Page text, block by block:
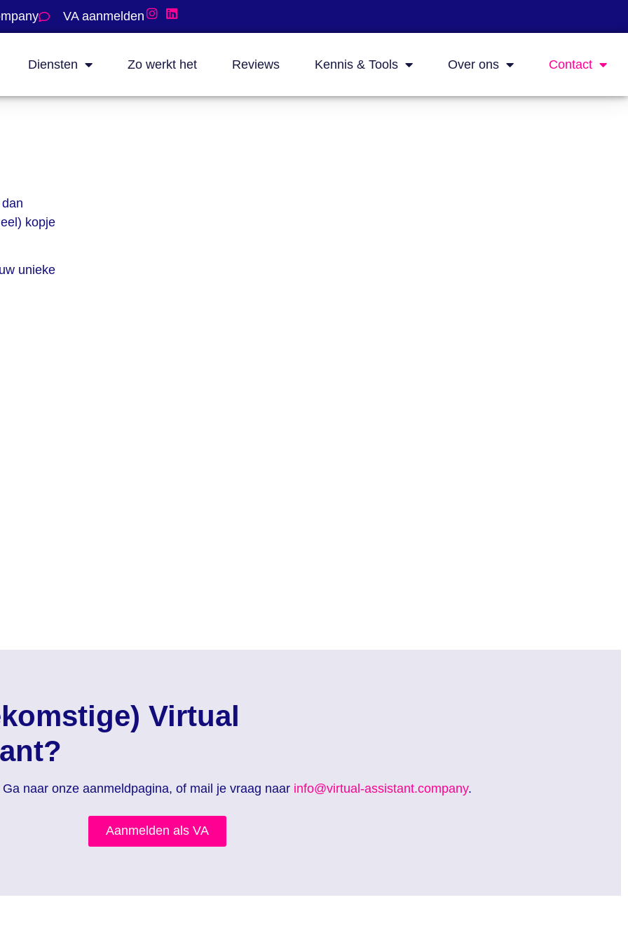
VA aanmelden
Diensten Zo werkt het Reviews Kennis & Tools Over ons Contact
dan
kopje
unieke
Virtual
naar onze aanmeldpagina, of mail je vraag naar info@virtual-assistant.company.
Aanmelden als VA